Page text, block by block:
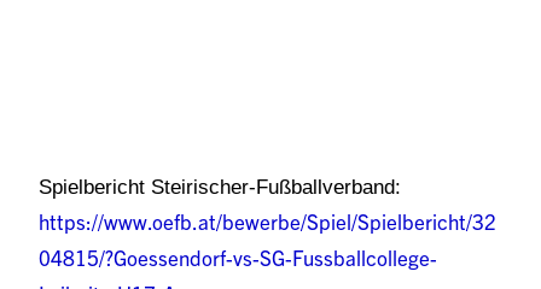
Spielbericht Steirischer-Fußballverband:
https://www.oefb.at/bewerbe/Spiel/Spielbericht/32
04815/?Goessendorf-vs-SG-Fussballcollege-